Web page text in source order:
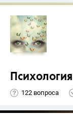
Психология
122 вопроса